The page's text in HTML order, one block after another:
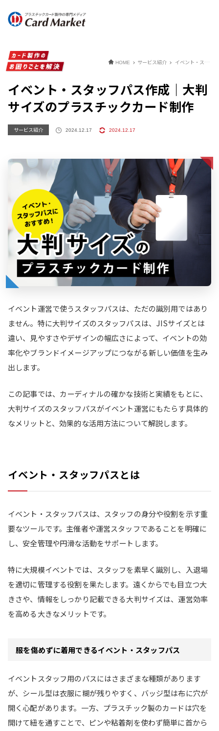
HOME サービス紹介 イベント・スタッフパス作成｜大判サイズのプラスチックカード制作
イベント・スタッフパス作成｜大判
サイズのプラスチックカード制作
サービス紹介 2024.12.17 2024.12.17
イベント運営で使うスタッフパスは、ただの識別用ではあり
ません。特に大判サイズのスタッフパスは、JISサイズとは
違い、見やすさやデザインの幅広さによって、イベントの効
率化やブランドイメージアップにつながる新しい価値を生み
出します。
この記事では、カーディナルの確かな技術と実績をもとに、
大判サイズのスタッフパスがイベント運営にもたらす具体的
なメリットと、効果的な活用方法について解説します。
イベント・スタッフパスとは
イベント・スタッフパスは、スタッフの身分や役割を示す重
要なツールです。主催者や運営スタッフであることを明確に
し、安全管理や円滑な活動をサポートします。
特に大規模イベントでは、スタッフを素早く識別し、入退場
を適切に管理する役割を果たします。遠くからでも目立つ大
きさや、情報をしっかり記載できる大判サイズは、運営効率
を高める大きなメリットです。
服を傷めずに着用できるイベント・スタッフパス
イベントスタッフ用のパスにはさまざまな種類があります
が、シール型は衣服に糊が残りやすく、バッジ型は布に穴が
開く心配があります。一方、プラスチック製のカードは穴を
開けて紐を通すことで、ピンや粘着剤を使わず簡単に首から